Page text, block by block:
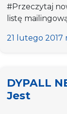
#Przeczytaj
listę
21 lutego 2017
DYPALL
Jest